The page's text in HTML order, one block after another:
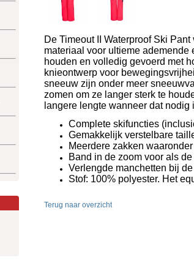
De Timeout II Waterproof Ski
materiaal voor ultieme
houden en volledig gevoerd met
knieontwerp voor
sneeuw zijn onder meer
zomen om ze langer sterk te
langere lengte wanneer dat nodig
Complete skifuncties
Gemakkelijk verstelbare
Meerdere zakken
Band in de zoom voor als
Verlengde manchetten bij
Stof: 100% polyester. Het
Terug naar overzicht